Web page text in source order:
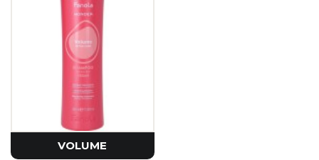
VOLUME